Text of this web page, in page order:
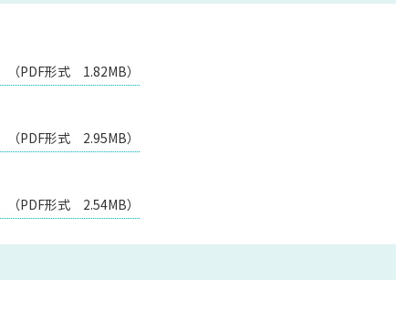
（PDF形式 1.82MB）
（PDF形式 2.95MB）
（PDF形式 2.54MB）